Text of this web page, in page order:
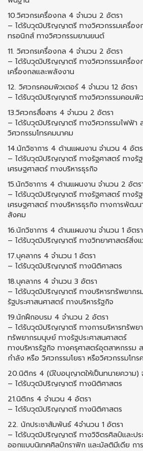
10.วิศวกรเครื่องกล 4 จํานวน 2 อัตรา
– ได้รับวุฒิปริญญาตรี ทางวิศวกรรมเครื่อง
ทรอนิกส์ ทางวิศวกรรมยานยนต์
11. วิศวกรเครื่องกล 4 จํานวน 2 อัตรา
– ได้รับวุฒิปริญญาตรี ทางวิศวกรรมเครื่อง
เครื่องกลและพลังงาน
12. วิศวกรคอมพิวเตอร์ 4 จํานวน 12 อัตรา
– ได้รับวุฒิปริญญาตรี ทางวิศวกรรมคอมพิ
13.วิศวกรสื่อสาร 4 จํานวน 2 อัตรา
– ได้รับวุฒิปริญญาตรี ทางวิศวกรรมไฟฟ้า ส
วิศวกรรมโทรคมนาคม
14.นักวิชาการ 4 ด้านแผนงาน จํานวน 4 อัต
– ได้รับวุฒิปริญญาตรี ทางรัฐศาสตร์ ทางรัฐ
เศรษฐศาสตร์ ทางบริหารธุรกิจ
15.นักวิชาการ 4 ด้านแผนงาน จํานวน 2 อัตร
– ได้รับวุฒิปริญญาตรี ทางรัฐศาสตร์ ทางรัฐ
เศรษฐศาสตร์ ทางบริหารธุรกิจ ทางการพัฒ
สังคม
16.นักวิชาการ 4 ด้านแผนงาน จํานวน 1 อัตรา
– ได้รับวุฒิปริญญาตรี ทางวิทยาศาสตร์สิ่ง
17.บุคลากร 4 จํานวน 1 อัตรา
– ได้รับวุฒิปริญญาตรี ทางนิติศาสตร
18.บุคลากร 4 จํานวน 3 อัตรา
– ได้รับวุฒิปริญญาตรี ทางบริหารทรัพยากร
รัฐประศาสนศาสตร์ ทางบริหารรัฐกิจ
19.นักฝึกอบรม 4 จํานวน 2 อัตรา
– ได้รับวุฒิปริญญาตรี ทางการบริหารทรัพ
ทรัพยากรมนุษย์ ทางรัฐประศาสนศาสตร์
ทางบริหารรัฐกิจ ทางครุศาสตร์อุตสาหกรรม
กำลัง หรือ วิศวกรรมโยธา หรือวิศวกรรมโทร
20.นิติกร 4 (มีใบอนุญาตให้เป็นทนายความ)
– ได้รับวุฒิปริญญาตรี ทางนิติศาสตร
21.นิติกร 4 จํานวน 4 อัตรา
– ได้รับวุฒิปริญญาตรี ทางนิติศาสตร
22. นักประชาสัมพันธ์ 4จํานวน 1 อัตรา
– ได้รับวุฒิปริญญาตรี ทางวิจิตรศิลป์และปร
ออกแบบนิเทศศิลป์กราฟิก และมัลติมีเดีย กา